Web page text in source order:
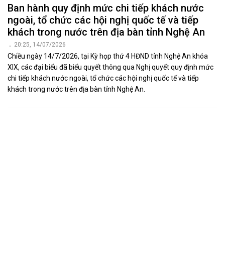
Ban hành quy định mức chi tiếp khách nước
ngoài, tổ chức các hội nghị quốc tế và tiếp
khách trong nước trên địa bàn tỉnh Nghệ An
20:25, 14/07/2026
Chiều ngày 14/7/2026, tại Kỳ họp thứ 4 HĐND tỉnh Nghệ An khóa
XIX, các đại biểu đã biểu quyết thông qua Nghị quyết quy định mức
chi tiếp khách nước ngoài, tổ chức các hội nghị quốc tế và tiếp
khách trong nước trên địa bàn tỉnh Nghệ An.